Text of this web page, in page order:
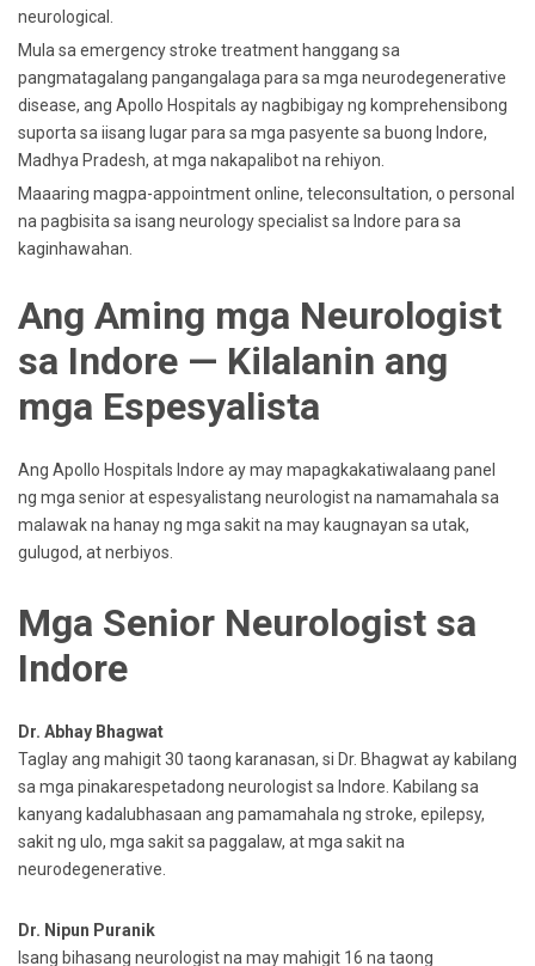
neurological.
Mula sa emergency stroke treatment hanggang sa
pangmatagalang pangangalaga para sa mga neurodegenerative
disease, ang Apollo Hospitals ay nagbibigay ng komprehensibong
suporta sa iisang lugar para sa mga pasyente sa buong Indore,
Madhya Pradesh, at mga nakapalibot na rehiyon.
Maaaring magpa-appointment online, teleconsultation, o personal
na pagbisita sa isang neurology specialist sa Indore para sa
kaginhawahan.
Ang Aming mga Neurologist
sa Indore — Kilalanin ang
mga Espesyalista
Ang Apollo Hospitals Indore ay may mapagkakatiwalaang panel
ng mga senior at espesyalistang neurologist na namamahala sa
malawak na hanay ng mga sakit na may kaugnayan sa utak,
gulugod, at nerbiyos.
Mga Senior Neurologist sa
Indore
Dr. Abhay Bhagwat
Taglay ang mahigit 30 taong karanasan, si Dr. Bhagwat ay kabilang
sa mga pinakarespetadong neurologist sa Indore. Kabilang sa
kanyang kadalubhasaan ang pamamahala ng stroke, epilepsy,
sakit ng ulo, mga sakit sa paggalaw, at mga sakit na
neurodegenerative.
Dr. Nipun Puranik
Isang bihasang neurologist na may mahigit 16 na taong